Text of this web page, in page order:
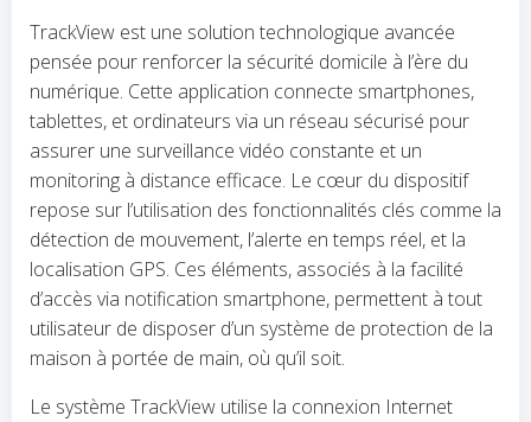
TrackView est une solution technologique avancée
pensée pour renforcer la sécurité domicile à l’ère du
numérique. Cette application connecte smartphones,
tablettes, et ordinateurs via un réseau sécurisé pour
assurer une surveillance vidéo constante et un
monitoring à distance efficace. Le cœur du dispositif
repose sur l’utilisation des fonctionnalités clés comme la
détection de mouvement, l’alerte en temps réel, et la
localisation GPS. Ces éléments, associés à la facilité
d’accès via notification smartphone, permettent à tout
utilisateur de disposer d’un système de protection de la
maison à portée de main, où qu’il soit.
Le système TrackView utilise la connexion Internet